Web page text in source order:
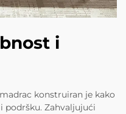
i
konstruiran je kako
podršku. Zahvaljujući